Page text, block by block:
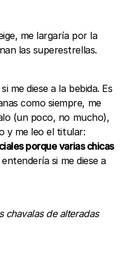
me largaría por la
las superestrellas.
me diese a la bebida. Es
como siempre, me
(un poco, no mucho),
y me leo el titular:
porque varias chicas
entendería si me diese a
chavalas de alteradas